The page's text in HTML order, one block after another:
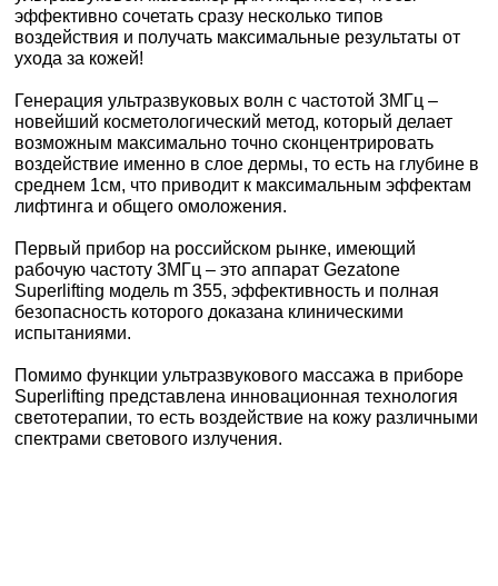
эффективно сочетать сразу несколько типов
воздействия и получать максимальные результаты от
ухода за кожей!
Генерация ультразвуковых волн с частотой 3МГц –
новейший косметологический метод, который делает
возможным максимально точно сконцентрировать
воздействие именно в слое дермы, то есть на глубине в
среднем 1см, что приводит к максимальным эффектам
лифтинга и общего омоложения.
Первый прибор на российском рынке, имеющий
рабочую частоту 3МГц – это аппарат Gezatone
Superlifting модель m 355, эффективность и полная
безопасность которого доказана клиническими
испытаниями.
Помимо функции ультразвукового массажа в приборе
Superlifting представлена инновационная технология
светотерапии, то есть воздействие на кожу различными
спектрами светового излучения.